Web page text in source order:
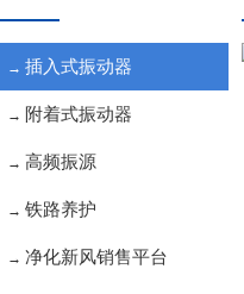
→ 插入式振动器
→ 附着式振动器
→ 高频振源
→ 铁路养护
→ 净化新风销售平台